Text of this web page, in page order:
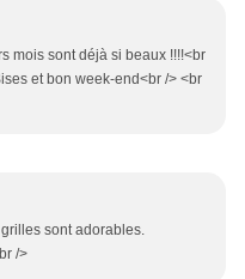
mois sont déjà si beaux !!!!<br
et bon week-end<br /> <br
sont adorables.
/>